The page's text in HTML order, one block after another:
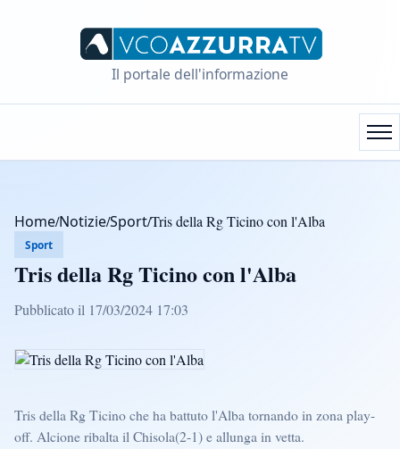
Il portale dell'informazione
Home/Notizie/Sport/Tris della Rg Ticino con l'Alba
Sport
Tris della Rg Ticino con l'Alba
Pubblicato il 17/03/2024 17:03
Tris della Rg Ticino che ha battuto l'Alba tornando in zona play-
off. Alcione ribalta il Chisola(2-1) e allunga in vetta.